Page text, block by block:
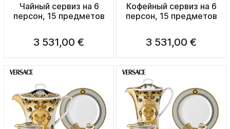
Чайный сервиз на 6
персон, 15 предметов
3 531,00 €
Кофейный сервиз на 6
персон, 15 предметов
3 531,00 €